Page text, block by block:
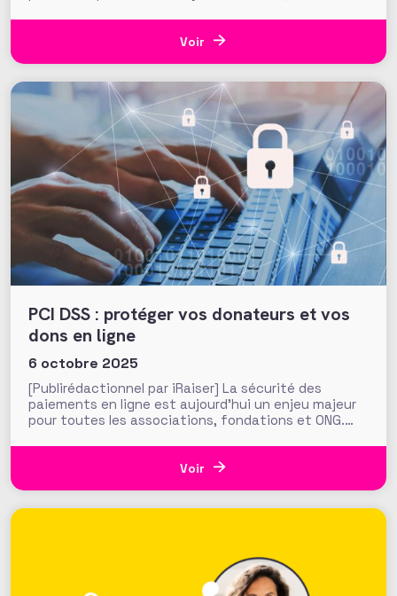
Foundation (USA) ont réalisé que ce sont les
recherches en ligne du donateur, et notamment
Voir
PCI DSS : protéger vos donateurs et vos
dons en ligne
6 octobre 2025
[Publirédactionnel par iRaiser] La sécurité des
paiements en ligne est aujourd’hui un enjeu majeur
pour toutes les associations, fondations et ONG.
confie des informations personnelles et financières
sensibles, qu’il est indispensable de protéger. La
Voir